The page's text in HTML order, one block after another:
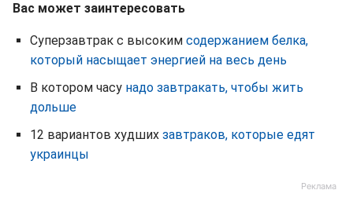
Вас может заинтересовать
Суперзавтрак с высоким содержанием белка,
который насыщает энергией на весь день
В котором часу надо завтракать, чтобы жить
дольше
12 вариантов худших завтраков, которые едят
украинцы